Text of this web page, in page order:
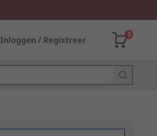
Inloggen / Registreer
0